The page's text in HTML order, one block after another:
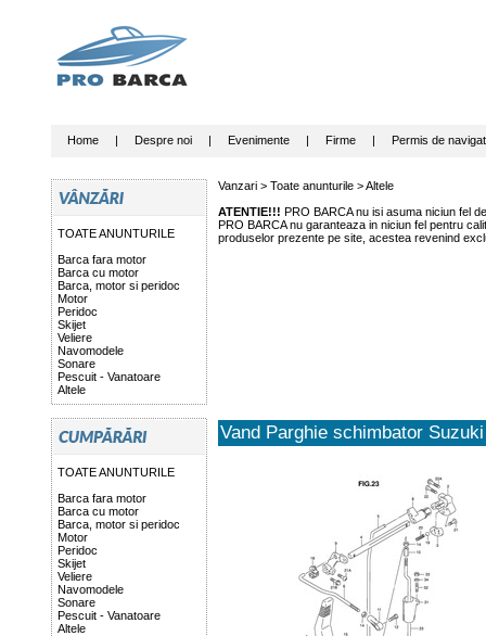
Home| Despre noi| Evenimente| Firme| Permis de
TOATE ANUNTURILE
Barca fara motor
Barca cu motor
Barca, motor si peridoc
Motor
Peridoc
Skijet
Veliere
Navomodele
Sonare
Pescuit - Vanatoare
Altele
TOATE ANUNTURILE
Barca fara motor
Barca cu motor
Barca, motor si peridoc
Motor
Peridoc
Skijet
Veliere
Navomodele
Sonare
Pescuit - Vanatoare
Altele
Vanzari > Toate anunturile>Altele
ATENTIE!!! PRO BARCA nu isi asuma niciun fel
PRO BARCA nu garanteaza in niciun fel pentru
produselor prezente pe site, acestea revenind
Vand Parghie schimbator